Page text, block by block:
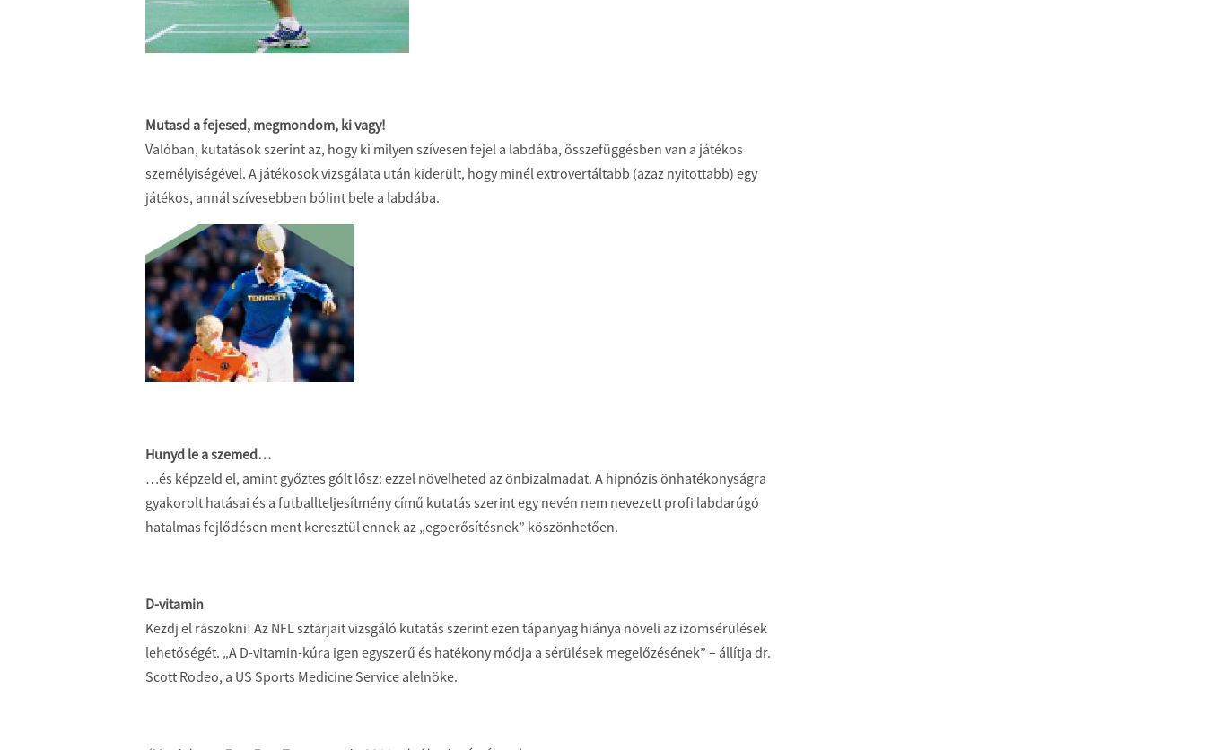
Mutasd a fejesed, megmondom, ki vagy!
Valóban, kutatások szerint az, hogy ki milyen szívesen fejel a labdába, összefüggésben van a játékos
személyiségével. A játékosok vizsgálata után kiderült, hogy minél extrovertáltabb (azaz nyitottabb) egy
játékos, annál szívesebben bólint bele a labdába.
Hunyd le a szemed…
…és képzeld el, amint győztes gólt lősz: ezzel növelheted az önbizalmadat. A hipnózis önhatékonyságra
gyakorolt hatásai és a futballteljesítmény című kutatás szerint egy nevén nem nevezett profi labdarúgó
hatalmas fejlődésen ment keresztül ennek az „egoerősítésnek” köszönhetően.
D-vitamin
Kezdj el rászokni! Az NFL sztárjait vizsgáló kutatás szerint ezen tápanyag hiánya növeli az izomsérülések
lehetőségét. „A D-vitamin-kúra igen egyszerű és hatékony módja a sérülések megelőzésének” – állítja dr.
Scott Rodeo, a US Sports Medicine Service alelnöke.